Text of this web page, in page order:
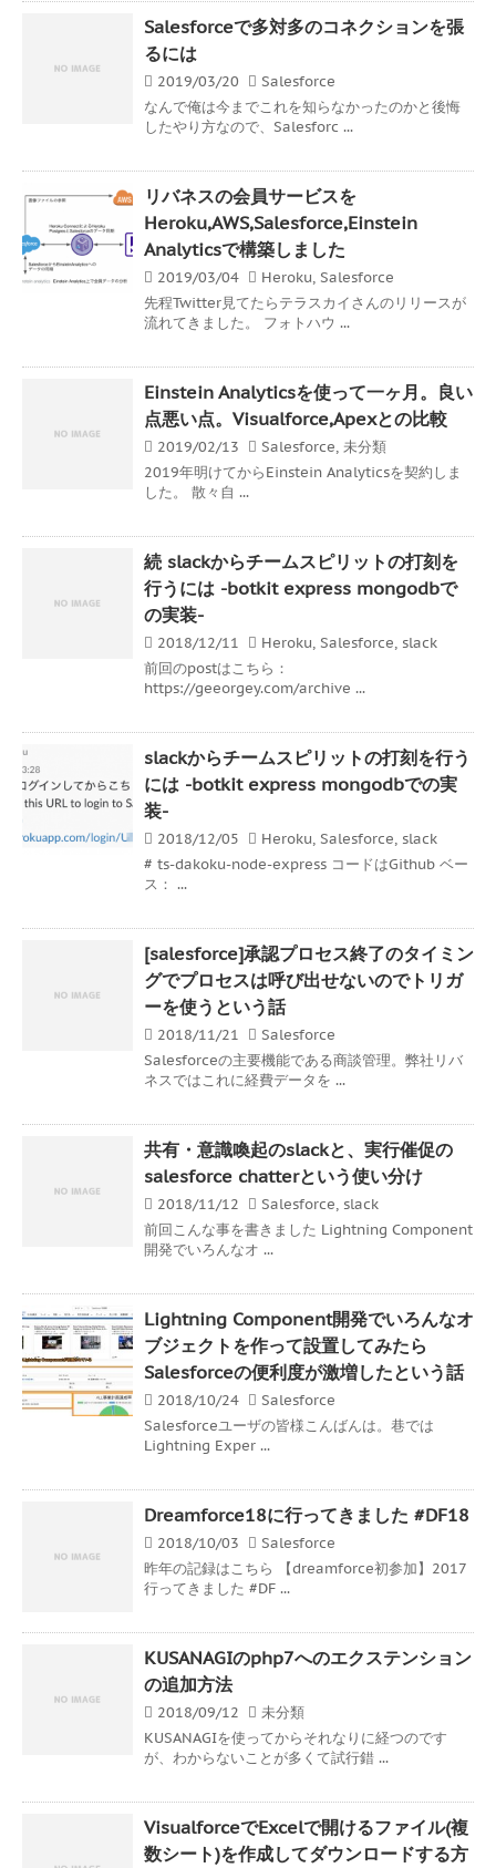
Salesforceで多対多のコネクションを張
るには
2019/03/20
Salesforce
なんで俺は今までこれを知らなかったのかと後悔
したやり方なので、Salesforc ...
リバネスの会員サービスを
Heroku,AWS,Salesforce,Einstein
Analyticsで構築しました
2019/03/04 Heroku, Salesforce
先程Twitter見てたらテラスカイさんのリリースが
流れてきました。 フォトハウ ...
Einstein Analyticsを使って一ヶ月。良い
点悪い点。Visualforce,Apexとの比較
2019/02/13 Salesforce, 未分類
2019年明けてからEinstein Analyticsを契約しま
した。 散々自 ...
続 slackからチームスピリットの打刻を
行うには -botkit express mongodbで
の実装-
2018/12/11 Heroku, Salesforce, slack
前回のpostはこちら：
https://geeorgey.com/archive ...
slackからチームスピリットの打刻を行う
には -botkit express mongodbでの実
装-
2018/12/05 Heroku, Salesforce, slack
# ts-dakoku-node-express コードはGithub ベー
ス： ...
[salesforce]承認プロセス終了のタイミン
グでプロセスは呼び出せないのでトリガ
ーを使うという話
2018/11/21
Salesforce
Salesforceの主要機能である商談管理。弊社リバ
ネスではこれに経費データを ...
共有・意識喚起のslackと、実行催促の
salesforce chatterという使い分け
2018/11/12 Salesforce, slack
前回こんな事を書きました Lightning Component
開発でいろんなオ ...
Lightning Component開発でいろんなオ
ブジェクトを作って設置してみたら
Salesforceの便利度が激増したという話
2018/10/24
Salesforce
Salesforceユーザの皆様こんばんは。巷では
Lightning Exper ...
Dreamforce18に行ってきました #DF18
2018/10/03
Salesforce
昨年の記録はこちら 【dreamforce初参加】2017
行ってきました #DF ...
KUSANAGIのphp7へのエクステンション
の追加方法
2018/09/12
未分類
KUSANAGIを使ってからそれなりに経つのです
が、わからないことが多くて試行錯 ...
VisualforceでExcelで開けるファイル(複
数シート)を作成してダウンロードする方